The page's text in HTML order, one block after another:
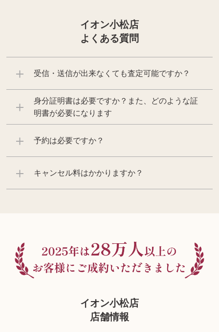
イオン小松店
よくある質問
受信・送信が出来なくても査定可能ですか？
身分証明書は必要ですか？また、どのような証
明書が必要になります
予約は必要ですか？
キャンセル料はかかりますか？
イオン小松店
店舗情報